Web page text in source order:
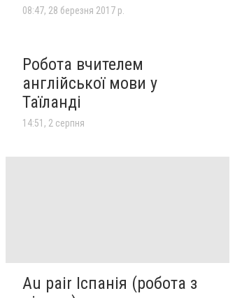
08:47, 28 березня 2017 р.
Робота вчителем
англійської мови у
Таїланді
14:51, 2 серпня
Au pair Іспанія (робота з